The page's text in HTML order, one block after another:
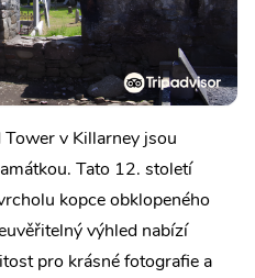
v Killarney jsou
Tato 12. století
kopce obklopeného
výhled nabízí
pro krásné fotografie a